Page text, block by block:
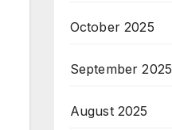
October 2025
September 2025
August 2025